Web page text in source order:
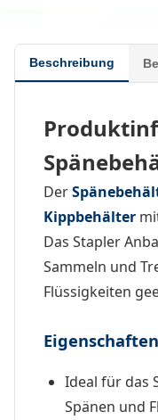
Beschreibung
Der
Kippbehälter
Das Stapler
Sammeln und
Flüssigkeiten
Eigenschaften
Ideal für das
Spänen und